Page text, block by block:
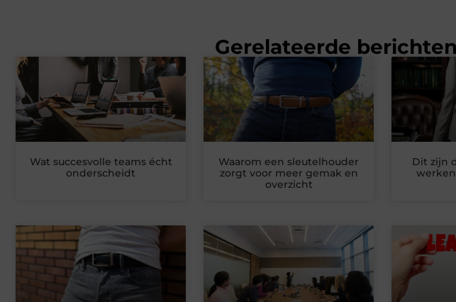
Gerelateerde berichten
Wat succesvolle teams écht
onderscheidt
Waarom een sleutelhouder
zorgt voor meer gemak en
overzicht
Dit zijn